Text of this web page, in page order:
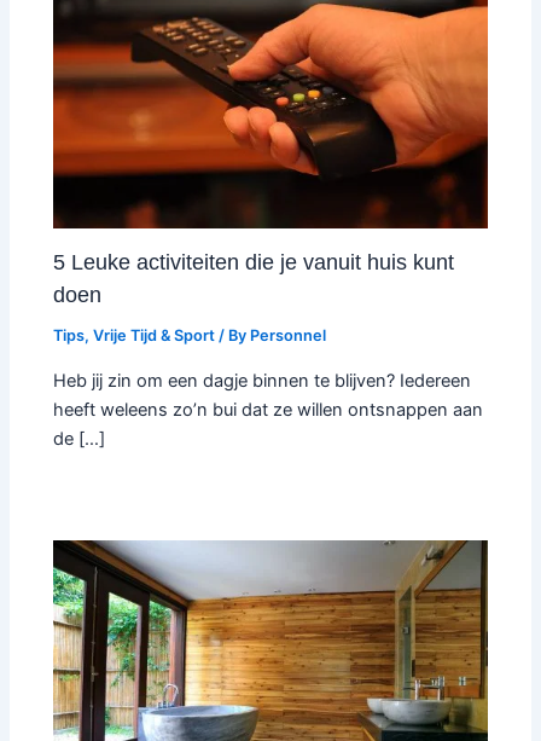
5 Leuke activiteiten die je vanuit huis kunt
doen
Tips,Vrije Tijd & Sport / By Personnel
Heb jij zin om een dagje binnen te blijven? Iedereen
heeft weleens zo’n bui dat ze willen ontsnappen aan
de […]